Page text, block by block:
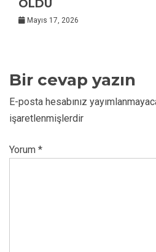
OLDU
Mayıs 17, 2026
Bir cevap yazın
E-posta hesabınız
işaretlenmişlerdir
Yorum *